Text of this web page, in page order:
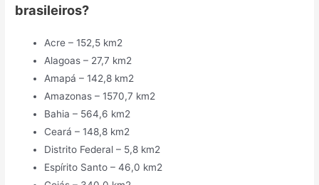
brasileiros?
Acre – 152,5 km2
Alagoas – 27,7 km2
Amapá – 142,8 km2
Amazonas – 1570,7 km2
Bahia – 564,6 km2
Ceará – 148,8 km2
Distrito Federal – 5,8 km2
Espírito Santo – 46,0 km2